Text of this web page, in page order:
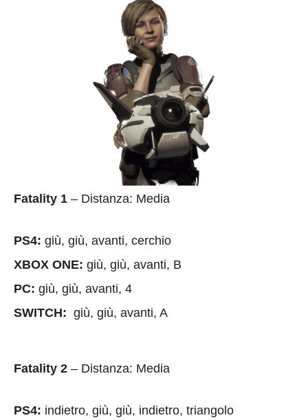
Fatality 1 – Distanza: Media
PS4: giù, giù, avanti, cerchio
XBOX ONE: giù, giù, avanti, B
PC: giù, giù, avanti, 4
SWITCH: giù, giù, avanti, A
Fatality 2 – Distanza: Media
PS4: indietro, giù, giù, indietro, triangolo